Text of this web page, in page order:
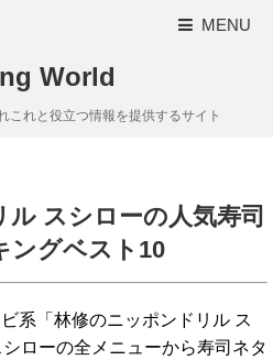
MENU
World
これと役立つ情報を提供するサイト
スシローの人気寿司
ングベスト10
系「林修のニッポンドリル ス
ローの全メニューから寿司ネタ